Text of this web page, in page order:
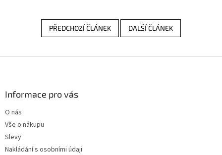
PŘEDCHOZÍ ČLÁNEK DALŠÍ ČLÁNEK
Informace pro vás
O nás
Vše o nákupu
Slevy
Nakládání s osobními údaji